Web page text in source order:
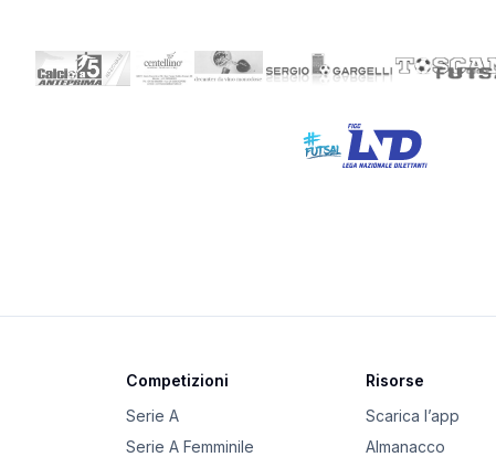
Competizioni
Serie A
Serie A Femminile
Risorse
Scarica l’app
Almanacco